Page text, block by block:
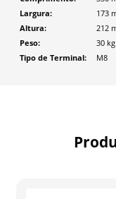
Largura
173
Altura
212
Peso
30 kg
Tipo de Terminal
M8